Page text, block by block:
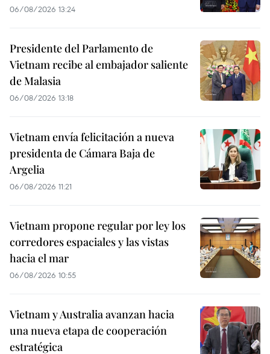
06/08/2026 13:24
Presidente del Parlamento de
Vietnam recibe al embajador saliente
de Malasia
06/08/2026 13:18
Vietnam envía felicitación a nueva
presidenta de Cámara Baja de
Argelia
06/08/2026 11:21
Vietnam propone regular por ley los
corredores espaciales y las vistas
hacia el mar
06/08/2026 10:55
Vietnam y Australia avanzan hacia
una nueva etapa de cooperación
estratégica